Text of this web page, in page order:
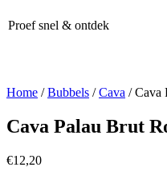
Proef snel & ontdek
Home /Bubbels /Cava / Cava
Cava Palau Brut
€12,20